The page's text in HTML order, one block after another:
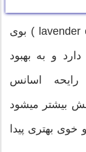
روغن اسطوخودوس ( به انگلیسی : lavender oil ) بوی
و به بهبود
اسانس
بیشتر میشود
بهتری پیدا